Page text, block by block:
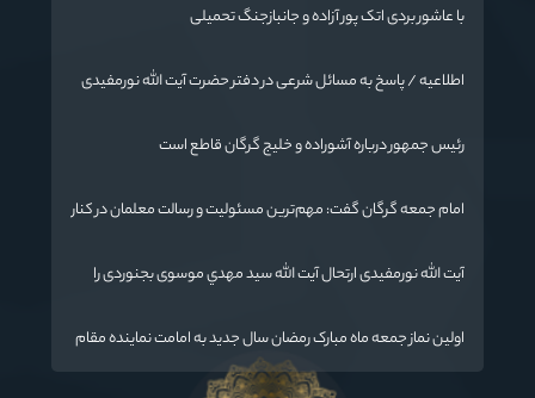
با عاشور بردی اتک پور آزاده و جانبازجنگ تحمیلی
اطلاعیه / پاسخ به مسائل شرعی در دفتر حضرت آیت الله نورمفیدی
رئیس جمهور درباره آشوراده و خلیج گرگان قاطع است
امام جمعه گرگان گفت: مهم‌ترین مسئولیت و رسالت معلمان در کنار
مفید برای آینده ایران اسلامی است.
آیت الله نورمفیدی ارتحال آیت الله سيد مهدي موسوی بجنوردی را
اولین نماز جمعه ماه مبارک رمضان سال جدید به امامت نماینده مقام
معظم رهبری دراستان گلستان اقامه می گردد.